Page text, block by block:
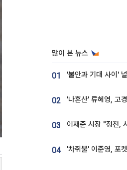
많이 본 뉴스
01
02
03
04